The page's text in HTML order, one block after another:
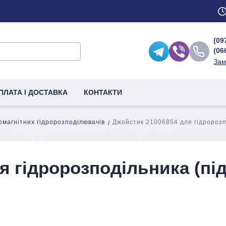
І ДОСТАВКА КОНТАКТИ
гідророзподілювачів Джойстик 21006854 для